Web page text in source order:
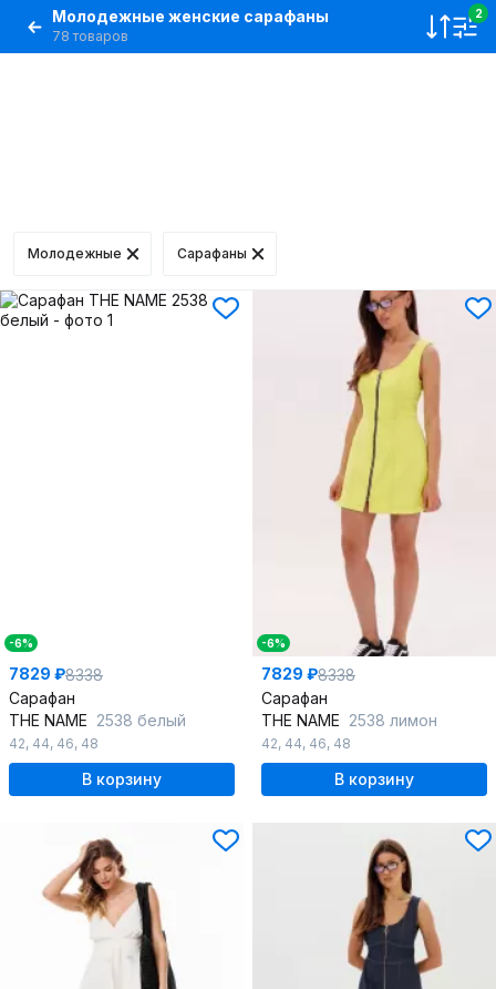
Молодежные женские сарафаны
78 товаров
2
Молодежные Сарафаны
-6%
7829 ₽8338
Сарафан
THE NAME 2538 белый
42, 44, 46, 48
В корзину
-6%
7829 ₽8338
Сарафан
THE NAME 2538 лимон
42, 44, 46, 48
В корзину